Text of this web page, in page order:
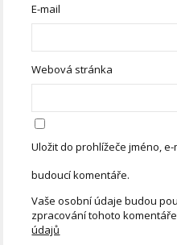
E-mail
Webová stránka
Uložit do prohlížeče jméno,
budoucí komentáře.
Vaše osobní údaje budou
zpracování tohoto
údajů